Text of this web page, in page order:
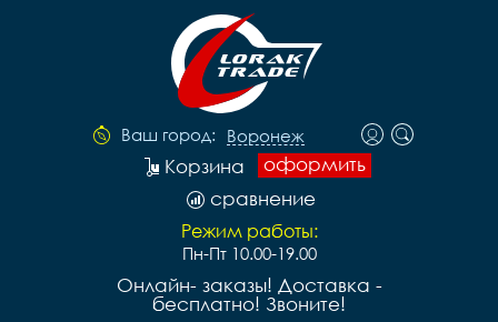
Ваш город: Воронеж
оформить
Корзина
сравнение
Режим работы:
Пн-Пт 10.00-19.00
Онлайн- заказы! Доставка -
бесплатно! Звоните!